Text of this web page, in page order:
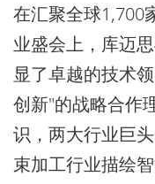
在汇聚全球1,700
业盛会上，库迈
显了卓越的技术
创新"的战略合作
识，两大行业巨
束加工行业描绘